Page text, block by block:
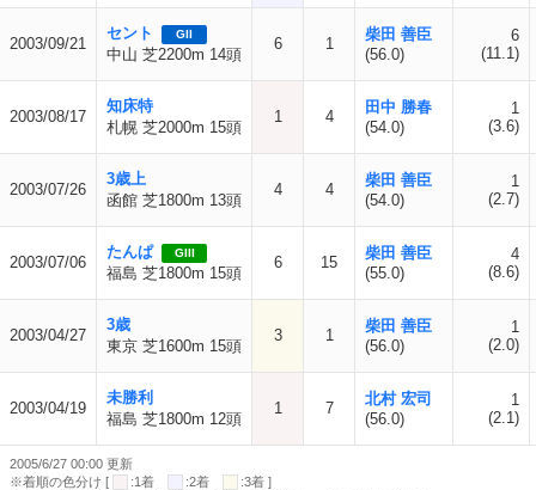
2003/09/21
セント GII
中山 芝2200m 14頭
6 1
柴田 善臣
(56.0)
6
(11.1)
2003/08/17
知床特
札幌 芝2000m 15頭
1 4
田中 勝春
(54.0)
1
(3.6)
2003/07/26
3歳上
函館 芝1800m 13頭
4 4
柴田 善臣
(54.0)
1
(2.7)
2003/07/06
たんぱ GIII
福島 芝1800m 15頭
6 15
柴田 善臣
(55.0)
4
(8.6)
2003/04/27
3歳
東京 芝1600m 15頭
3 1
柴田 善臣
(56.0)
1
(2.0)
2003/04/19
未勝利
福島 芝1800m 12頭
1 7
北村 宏司
(56.0)
1
(2.1)
2005/6/27 00:00 更新
※着順の色分け [
:1着 :2着
:3着 ]